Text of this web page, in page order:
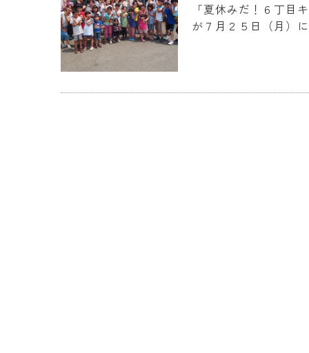
「夏休みだ！６丁
が７月２５日（月）